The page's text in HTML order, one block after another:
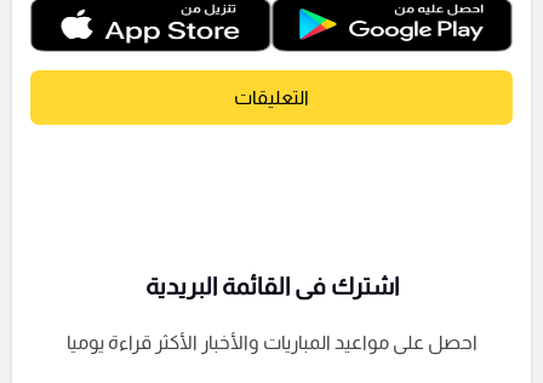
التعليقات
اشترك فى القائمة البريدية
احصل على مواعيد المباريات والأخبار الأكثر قراءة يوميا